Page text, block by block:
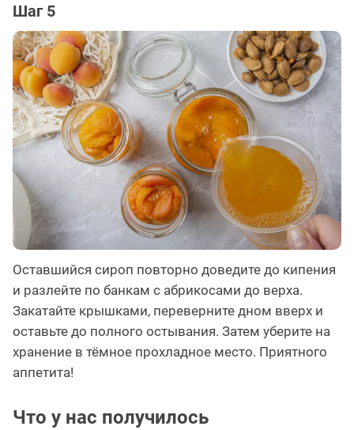
Шаг 5
Оставшийся сироп повторно доведите до кипения
и разлейте по банкам с абрикосами до верха.
Закатайте крышками, переверните дном вверх и
оставьте до полного остывания. Затем уберите на
хранение в тёмное прохладное место. Приятного
аппетита!
Что у нас получилось